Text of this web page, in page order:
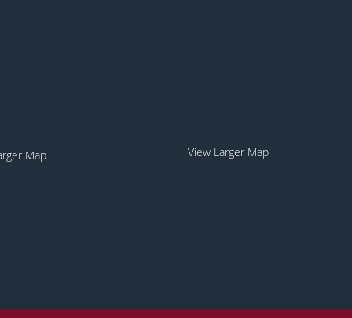
Map View Larger Map